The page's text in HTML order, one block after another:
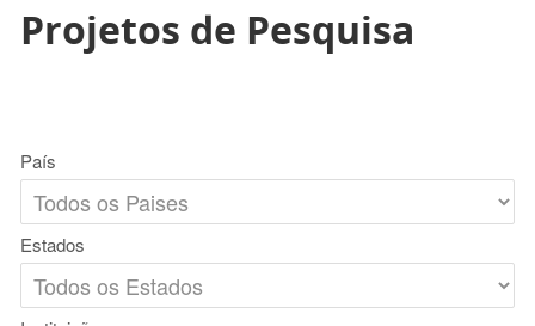
Projetos de Pesquisa
País
Estados